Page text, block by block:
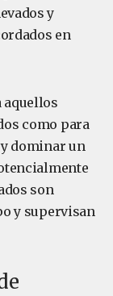
y
en
aquellos
como para
dominar un
son
y supervisan